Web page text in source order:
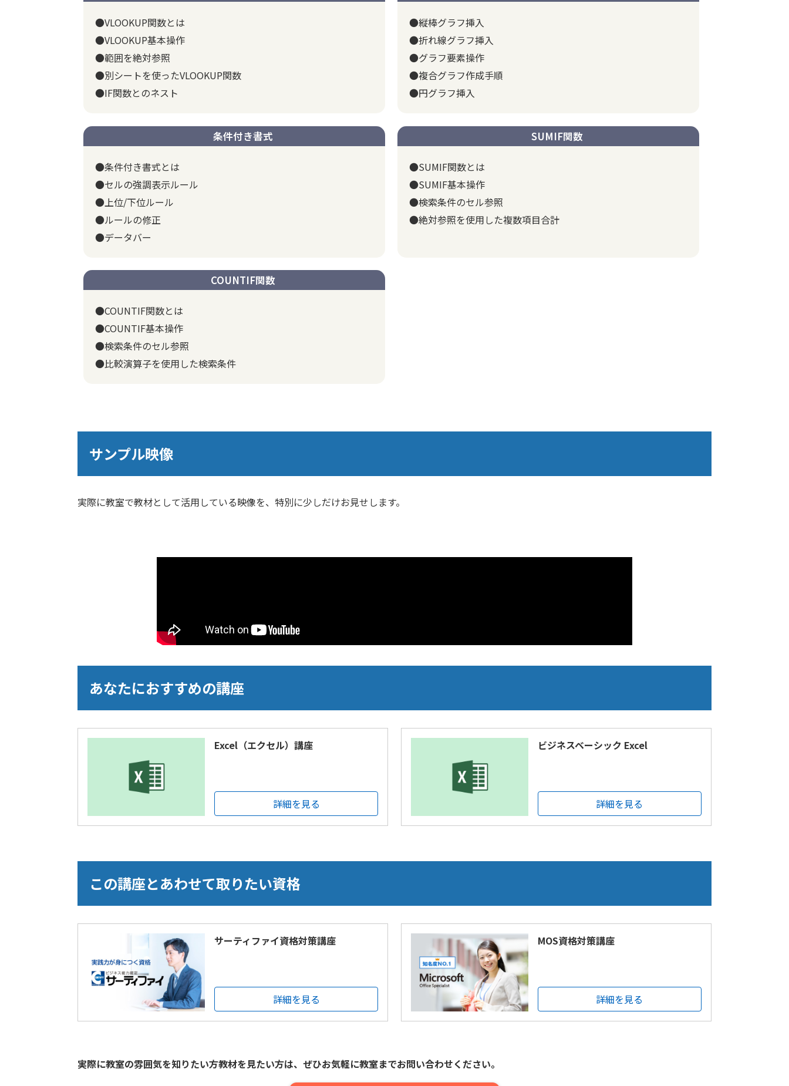
●VLOOKUP関数とは
●VLOOKUP基本操作
●範囲を絶対参照
●別シートを使ったVLOOKUP関数
●IF関数とのネスト
●縦棒グラフ挿入
●折れ線グラフ挿入
●グラフ要素操作
●複合グラフ作成手順
●円グラフ挿入
条件付き書式
●条件付き書式とは
●セルの強調表示ルール
●上位/下位ルール
●ルールの修正
●データバー
SUMIF関数
●SUMIF関数とは
●SUMIF基本操作
●検索条件のセル参照
●絶対参照を使用した複数項目合計
COUNTIF関数
●COUNTIF関数とは
●COUNTIF基本操作
●検索条件のセル参照
●比較演算子を使用した検索条件
サンプル映像
実際に教室で教材として活用している映像を、特別に少しだけお見せします。
あなたにおすすめの講座
Excel（エクセル）講座
詳細を見る
ビジネスベーシック Excel
詳細を見る
この講座とあわせて取りたい資格
サーティファイ資格対策講座
詳細を見る
MOS資格対策講座
詳細を見る
実際に教室の雰囲気を知りたい方教材を見たい方は、 ぜひお気軽に教室までお問い合わせください。